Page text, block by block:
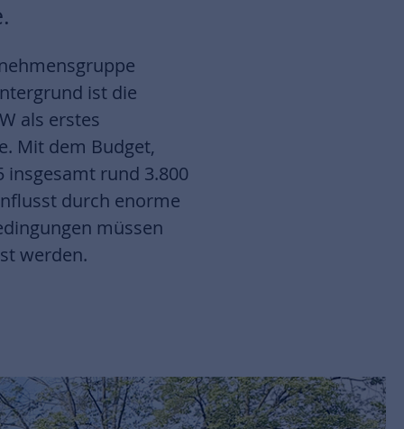
ist die
als erstes
Mit dem Budget,
rund 3.800
durch enorme
müssen
werden.